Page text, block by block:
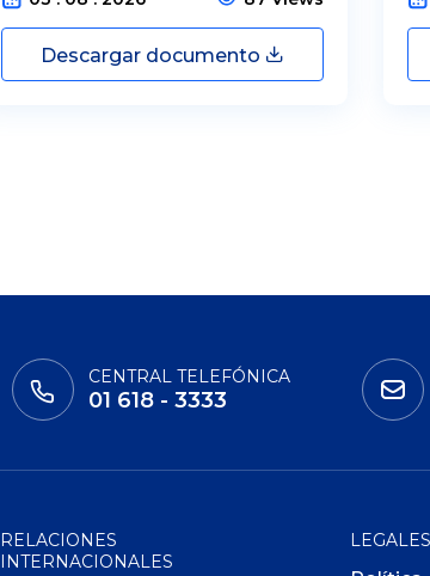
Descargar documento
CENTRAL TELEFÓNICA
01 618 - 3333
RELACIONES
INTERNACIONALES
LEGALES